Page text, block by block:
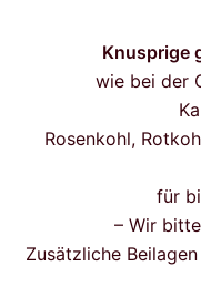
Knusprige
wie bei der
Rosenkohl,
für
– Wir
Zusätzliche